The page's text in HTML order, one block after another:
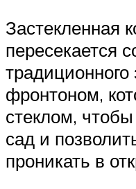
Застекленная
пересекается
традиционного
фронтоном,
стеклом,
сад и
проникать в